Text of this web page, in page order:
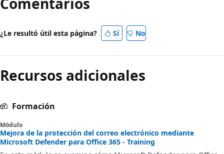
¿Le resultó útil esta página? Sí No
Recursos adicionales
Formación
Módulo
Mejora de la protección del correo electrónico mediante
Microsoft Defender para Office 365 - Training